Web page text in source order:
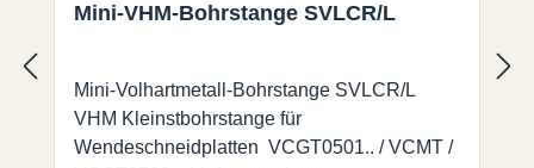
Mini-VHM-Bohrstange SVLCR/L
Mini-Volhartmetall-Bohrstange SVLCR/L
VHM Kleinstbohrstange für
Wendeschneidplatten VCGT0501.. / VCMT /